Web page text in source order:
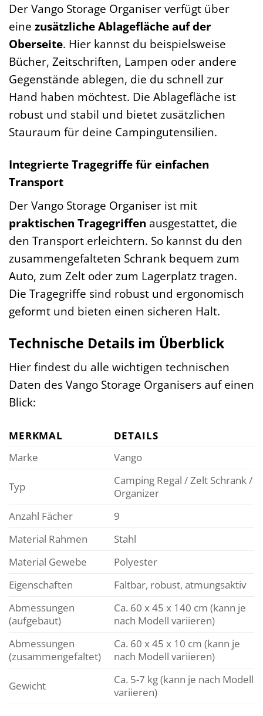
Der Vango Storage Organiser verfügt über
eine zusätzliche Ablagefläche auf der
Oberseite. Hier kannst du beispielsweise
Bücher, Zeitschriften, Lampen oder andere
Gegenstände ablegen, die du schnell zur
Hand haben möchtest. Die Ablagefläche ist
robust und stabil und bietet zusätzlichen
Stauraum für deine Campingutensilien.
Integrierte Tragegriffe für einfachen
Transport
Der Vango Storage Organiser ist mit
praktischen Tragegriffen ausgestattet, die
den Transport erleichtern. So kannst du den
zusammengefalteten Schrank bequem zum
Auto, zum Zelt oder zum Lagerplatz tragen.
Die Tragegriffe sind robust und ergonomisch
geformt und bieten einen sicheren Halt.
Technische Details im Überblick
Hier findest du alle wichtigen technischen
Daten des Vango Storage Organisers auf einen
Blick:
MERKMAL
DETAILS
Marke
Vango
Typ
Camping Regal / Zelt Schrank /
Organizer
Anzahl Fächer
9
Material Rahmen
Stahl
Material Gewebe
Polyester
Eigenschaften
Faltbar, robust, atmungsaktiv
Abmessungen
(aufgebaut)
Ca. 60 x 45 x 140 cm (kann je
nach Modell variieren)
Abmessungen
(zusammengefaltet)
Ca. 60 x 45 x 10 cm (kann je
nach Modell variieren)
Gewicht
Ca. 5-7 kg (kann je nach Modell
variieren)